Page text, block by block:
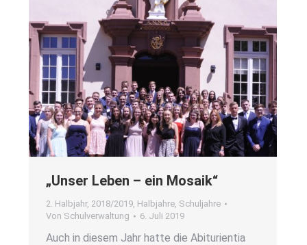
„Unser Leben – ein Mosa­ik“
2. Halbjahr, 2018/2019 Halbjahre Schuljahre
Von Schulverwaltung 6. Juli 2019
Auch in die­sem Jahr hat­te die Abitu­ri­en­tia